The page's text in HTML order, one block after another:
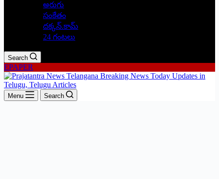
అరుగు
సంకేతం
దక్కన్.కామ్
24 గంటలు
Search
EPAPER
Menu Search